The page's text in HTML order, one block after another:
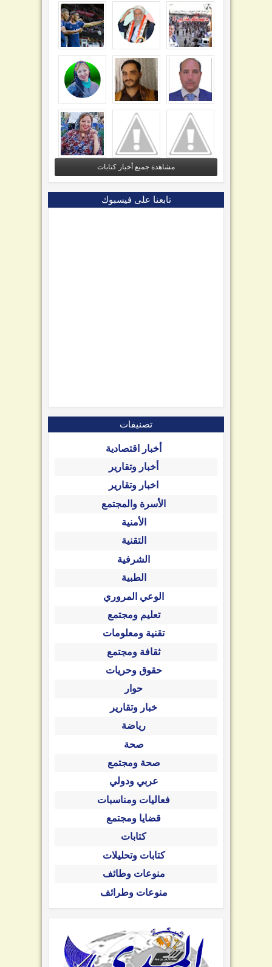
مشاهدة جميع أخبار كتابات
تابعنا على فيسبوك
تصنيفات
أخبار اقتصادية
أخبار وتقارير
اخبار وتقارير
الأسرة والمجتمع
الأمنية
التقنية
الشرفية
الطبية
الوعي المروري
تعليم ومجتمع
تقنية ومعلومات
ثقافة ومجتمع
حقوق وحريات
حوار
خبار وتقارير
رياضة
صحة
صحة ومجتمع
عربي ودولي
فعاليات ومناسبات
قضايا ومجتمع
كتابات
كتابات وتحليلات
منوعات وطائف
منوعات وطرائف